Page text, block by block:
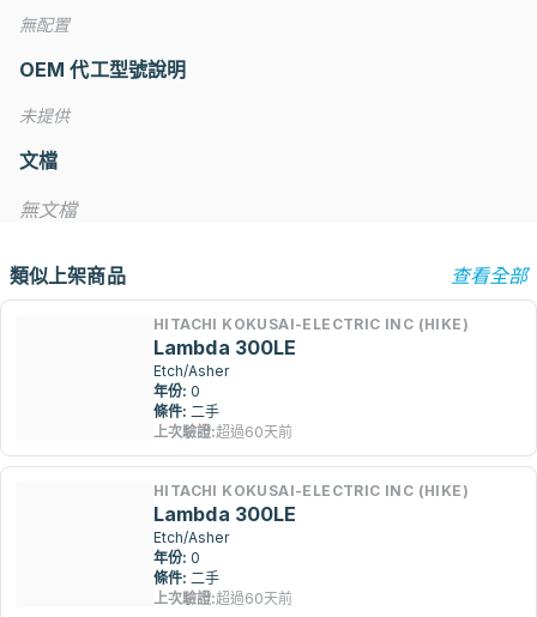
無配置
OEM 代工型號說明
未提供
文檔
無文檔
類似上架商品 查看全部
HITACHI KOKUSAI-ELECTRIC INC (HIKE)
Lambda 300LE
Etch/Asher
年份: 0
條件: 二手
上次驗證:超過60天前
HITACHI KOKUSAI-ELECTRIC INC (HIKE)
Lambda 300LE
Etch/Asher
年份: 0
條件: 二手
上次驗證:超過60天前